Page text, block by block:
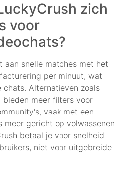
zich
voor
aan snelle matches met het
per minuut, wat
Alternatieven zoals
bieden meer filters voor
vaak met een
meer gericht op volwassenen
betaal je voor snelheid
niet voor uitgebreide